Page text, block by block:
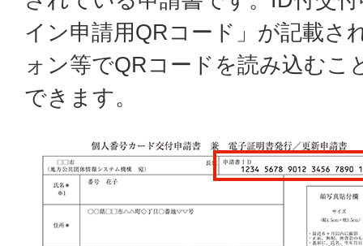
イン申請用QRコード」が記載さ
ォン等でQRコードを読み込むこ
できます。